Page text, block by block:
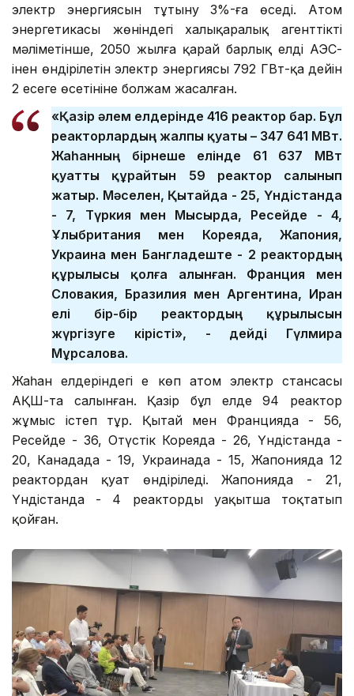
электр энергиясын тұтыну 3%-ға өседі. Атом
энергетикасы жөніндегі халықаралық агенттіктің
мәліметінше, 2050 жылға қарай барлық елдің АЭС-
інен өндірілетін электр энергиясы 792 ГВт-қа дейін
2 есеге өсетініне болжам жасалған.
«Қазір әлем елдерінде 416 реактор бар. Бұл
реакторлардың жалпы қуаты – 347 641 МВт.
Жаһанның бірнеше елінде 61 637 МВт
қуатты құрайтын 59 реактор салынып
жатыр. Мәселен, Қытайда - 25, Үндістанда
- 7, Түркия мен Мысырда, Ресейде - 4,
Ұлыбритания мен Кореяда, Жапония,
Украина мен Бангладеште - 2 реактордың
құрылысы қолға алынған. Франция мен
Словакия, Бразилия мен Аргентина, Иран
елі бір-бір реактордың құрылысын
жүргізуге кірісті», - дейді Гүлмира
Мұрсалова.
Жаһан елдеріндегі ең көп атом электр стансасы
АҚШ-та салынған. Қазір бұл елде 94 реактор
жұмыс істеп тұр. Қытай мен Францияда - 56,
Ресейде - 36, Оңтүстік Кореяда - 26, Үндістанда -
20, Канадада - 19, Украинада - 15, Жапонияда 12
реактордан қуат өндіріледі. Жапонияда - 21,
Үндістанда - 4 реакторды уақытша тоқтатып
қойған.